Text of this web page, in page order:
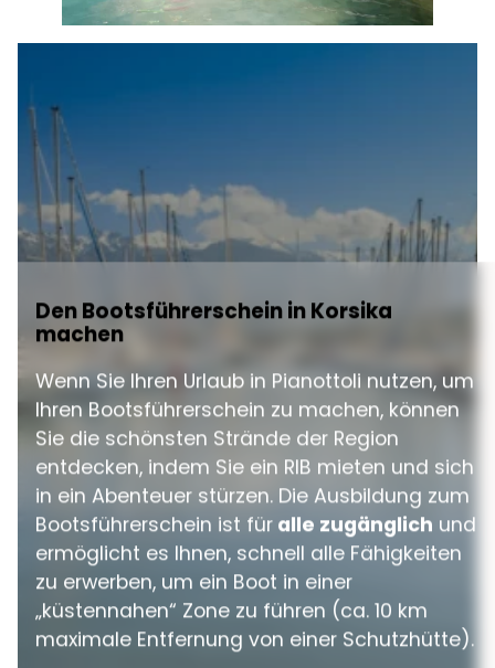
Den Bootsführerschein in Korsika
machen
Wenn Sie Ihren Urlaub in Pianottoli nutzen, um
Ihren Bootsführerschein zu machen, können
Sie die schönsten Strände der Region
entdecken, indem Sie ein RIB mieten und sich
in ein Abenteuer stürzen. Die Ausbildung zum
Bootsführerschein ist für alle zugänglich und
ermöglicht es Ihnen, schnell alle Fähigkeiten
zu erwerben, um ein Boot in einer
„küstennahen“ Zone zu führen (ca. 10 km
maximale Entfernung von einer Schutzhütte).